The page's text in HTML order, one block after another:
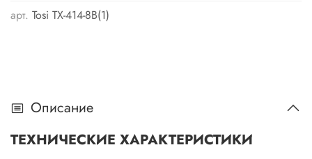
арт. Tosi TX-414-8B(1)
Описание
ТЕХНИЧЕСКИЕ ХАРАКТЕРИСТИКИ